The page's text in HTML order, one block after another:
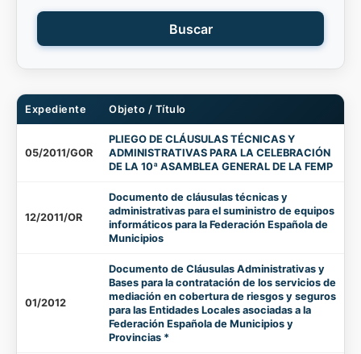
Buscar
Expediente Objeto / Título
05/2011/GOR
PLIEGO DE CLÁUSULAS TÉCNICAS Y
ADMINISTRATIVAS PARA LA CELEBRACIÓN
DE LA 10ª ASAMBLEA GENERAL DE LA FEMP
12/2011/OR
Documento de cláusulas técnicas y
administrativas para el suministro de equipos
informáticos para la Federación Española de
Municipios
01/2012
Documento de Cláusulas Administrativas y
Bases para la contratación de los servicios de
mediación en cobertura de riesgos y seguros
para las Entidades Locales asociadas a la
Federación Española de Municipios y
Provincias *